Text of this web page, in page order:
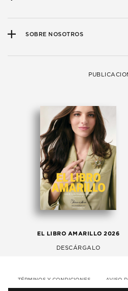
SOBRE NOSOTROS
EL LIBRO AMARILLO 2026
DESCÁRGALO
TÉRMINOS Y CONDICIONES AVISO